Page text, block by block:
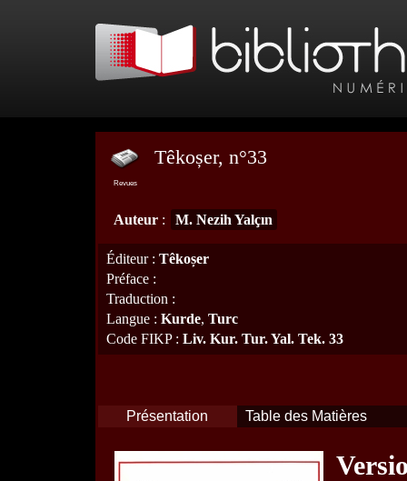
Revues
Têkoșer, n°33
Auteur : M. Nezih Yalçın
Éditeur: Têkoșer
Préface :
Traduction :
Langue : Kurde, Turc
Code FIKP: Liv. Kur. Tur. Yal. Tek. 33
Présentation Table des Matières